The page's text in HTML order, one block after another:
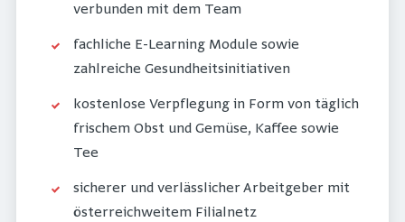
verbunden mit dem Team
fachliche E-Learning Module sowie
zahlreiche Gesundheitsinitiativen
kostenlose Verpflegung in Form von täglich
frischem Obst und Gemüse, Kaffee sowie
Tee
sicherer und verlässlicher Arbeitgeber mit
österreichweitem Filialnetz